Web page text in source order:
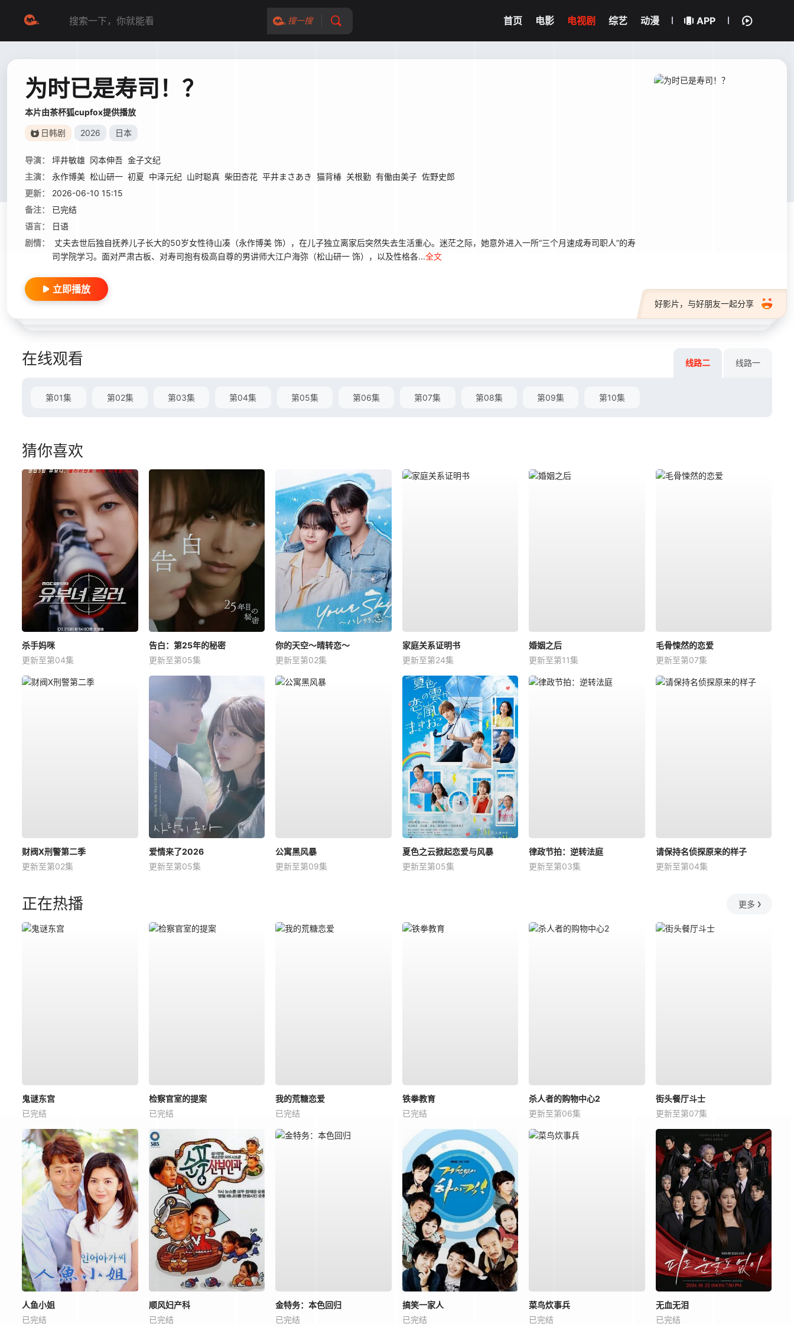
搜一搜 首页 电影 电视剧 综艺 动漫 APP
为时已是寿司！？
本片由茶杯狐cupfox提供播放
日韩剧 2026 日本
导演： 坪井敏雄 冈本伸吾 金子文纪
主演：
永作博美 松山研一 初夏 中泽元纪 山时聪真 柴田杏花 平井まさあき 猫背椿 关根勤 有働由美子 佐野史郎
更新：
2026-06-10 15:15
备注：
已完结
语言：
日语
剧情：
丈夫去世后独自抚养儿子长大的50岁女性待山凑（永作博美 饰），在儿子独立离家后突然失去生活重心。迷茫之际，她意外进入一所“三个月速成寿司职人”的寿
司学院学习。面对严肃古板、对寿司抱有极高自尊的男讲师大江户海弥（松山研一 饰），以及性格各...全文
好影片，与好朋友一起分享
立即播放
在线观看 线路二 线路一
第01集 第02集 第03集 第04集 第05集 第06集 第07集 第08集 第09集 第10集
猜你喜欢
杀手妈咪
更新至第04集
告白：第25年的秘密
更新至第05集
你的天空～晴转恋～
更新至第02集
家庭关系证明书
更新至第24集
婚姻之后
更新至第11集
毛骨悚然的恋爱
更新至第07集
财阀X刑警第二季
更新至第02集
爱情来了2026
更新至第05集
公寓黑风暴
更新至第09集
夏色之云掀起恋爱与风暴
更新至第05集
律政节拍：逆转法庭
更新至第03集
请保持名侦探原来的样子
更新至第04集
正在热播 更多
鬼谜东宫
已完结
检察官室的提案
已完结
我的荒糖恋爱
已完结
铁拳教育
已完结
杀人者的购物中心2
更新至第06集
街头餐厅斗士
更新至第07集
人鱼小姐
已完结
顺风妇产科
已完结
金特务：本色回归
已完结
搞笑一家人
已完结
菜鸟炊事兵
已完结
无血无泪
已完结